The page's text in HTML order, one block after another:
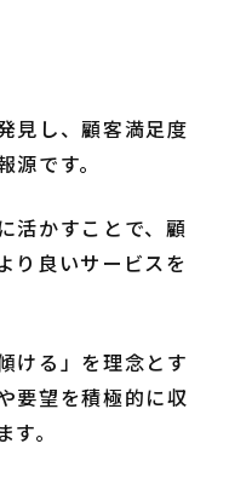
見し、顧客満足度
です。
活かすことで、顧
り良いサービスを
ける」を理念とす
要望を積極的に収
。